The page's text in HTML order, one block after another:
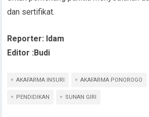
dan sertifikat.
Reporter: Idam
Editor :Budi
AKAFARMA INSURI AKAFARMA PONOROGO
PENDIDIKAN SUNAN GIRI